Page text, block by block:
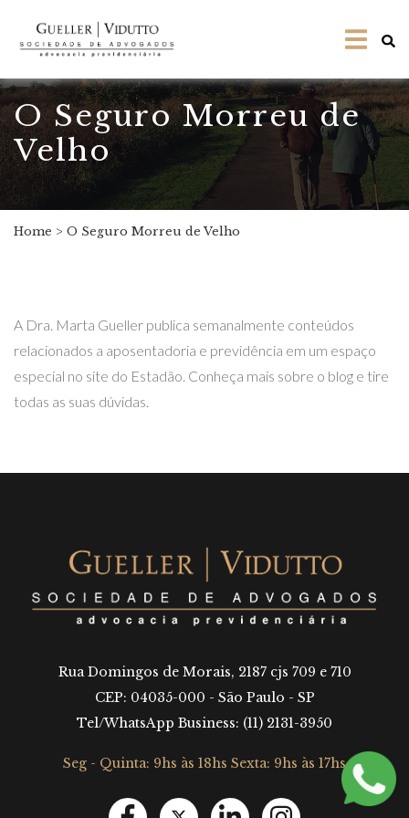
O Seguro Morreu de
Velho
Home > O Seguro Morreu de Velho
A Dra. Marta Gueller publica semanalmente conteúdos
relacionados a aposentadoria e previdência em um espaço
especial no site do Estadão. Conheça mais sobre o blog e tire
todas as suas dúvidas.
Rua Domingos de Morais, 2187 cjs 709 e 710
CEP: 04035-000 - São Paulo - SP
Tel/WhatsApp Business: (11) 2131-3950
Seg - Quinta: 9hs às 18hs Sexta: 9hs às 17hs